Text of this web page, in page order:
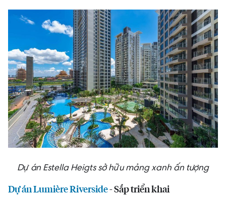
Dự án Estella Heigts sở hữu mảng xanh ấn tượng
Dự án Lumière Riverside- Sắp triển khai